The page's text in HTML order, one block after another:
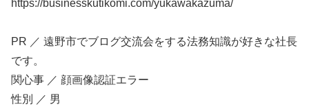
https://businesskutikomi.com/yukawakazuma/
PR ／ 遠野市でブログ交流会をする法務知識が好きな社長
です。
関心事 ／ 顔画像認証エラー
性別 ／ 男